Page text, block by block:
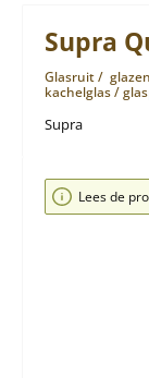
Supra
Glasruit /
kachelglas /
Supra
Lees de